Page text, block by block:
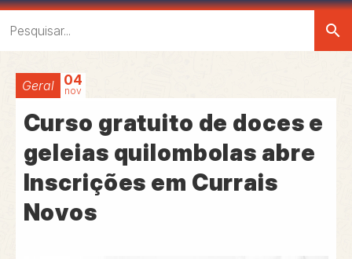
search
Geral 04
nov
Curso gratuito de doces e
geleias quilombolas abre
Inscrições em Currais
Novos